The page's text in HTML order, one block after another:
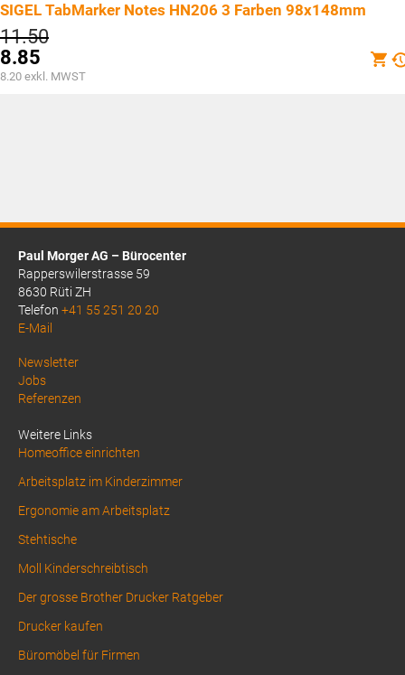
SIGEL TabMarker Notes HN206 3 Farben 98x148mm
11.50Ursprünglicher
war:
CHF11.50
8.85
Aktueller
8.20 exkl. MWST
Paul Morger AG – Bürocenter
Rapperswilerstrasse 59
8630 Rüti ZH
Telefon +41 55 251 20 20
E-Mail
Above
Footer
Newsletter
Jobs
Referenzen
Weitere Links
Homeoffice einrichten
Arbeitsplatz im Kinderzimmer
Ergonomie am Arbeitsplatz
Stehtische
Moll Kinderschreibtisch
Der grosse Brother Drucker Ratgeber
Drucker kaufen
Büromöbel für Firmen